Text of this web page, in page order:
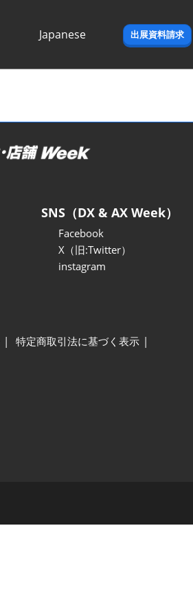
Japanese
出展資料請求
SNS（DX & AX Week）
Facebook
X（旧:Twitter）
instagram
特定商取引法に基づく表示